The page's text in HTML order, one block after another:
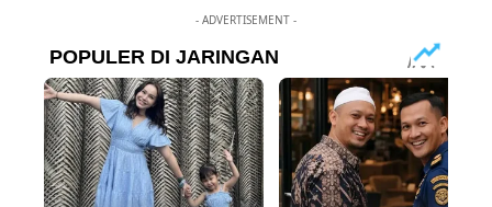
- ADVERTISEMENT -